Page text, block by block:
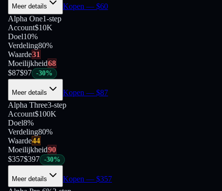
Meer details Kopen — $60
Alpha One1-step
Account$10K
Doel10%
Verdeling80%
Waarde31
Moeilijkheid68
$87$97 -30%
Meer details Kopen — $87
Alpha Three3-step
Account$100K
Doel8%
Verdeling80%
Waarde44
Moeilijkheid90
$357$397 -30%
Meer details Kopen — $357